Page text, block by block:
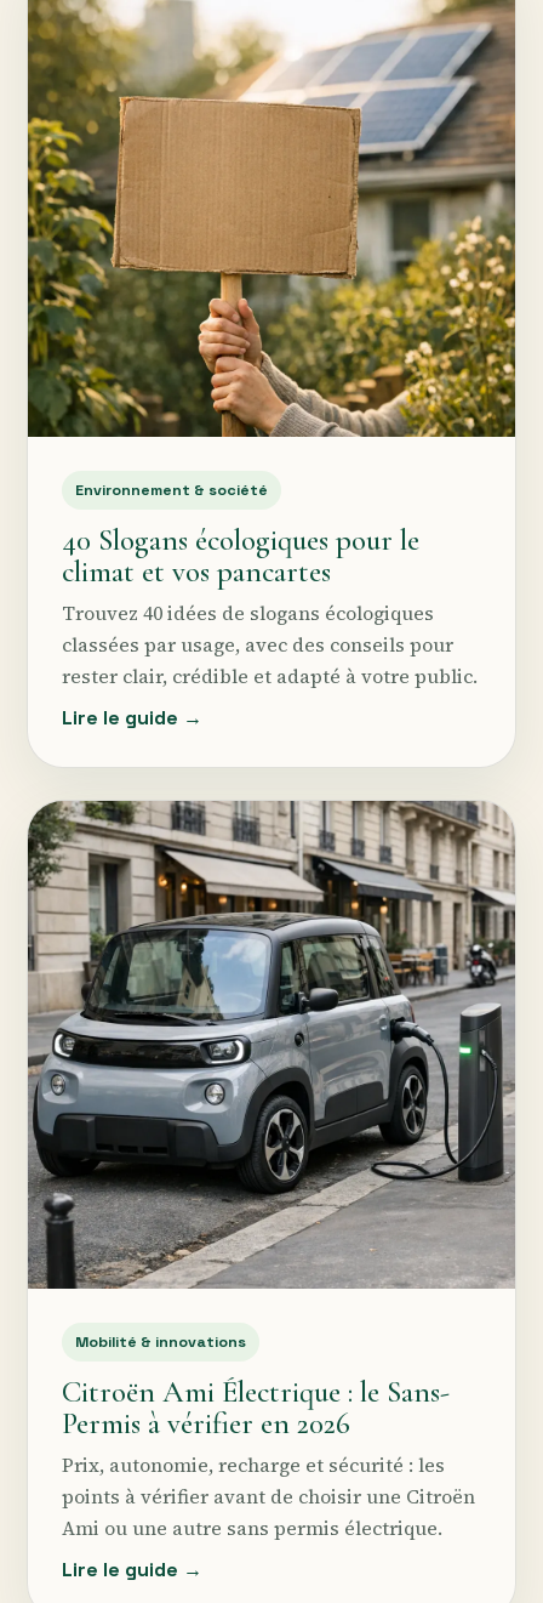
Environnement & société
40 Slogans écologiques pour le
climat et vos pancartes
Trouvez 40 idées de slogans écologiques
classées par usage, avec des conseils pour
rester clair, crédible et adapté à votre public.
Lire le guide →
Mobilité & innovations
Citroën Ami Électrique : le Sans-
Permis à vérifier en 2026
Prix, autonomie, recharge et sécurité : les
points à vérifier avant de choisir une Citroën
Ami ou une autre sans permis électrique.
Lire le guide →